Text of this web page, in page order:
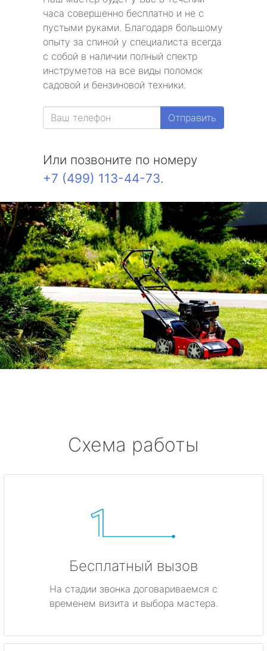
часа совершенно бесплатно и не с
пустыми руками. Благодаря большому
опыту за спиной у специалиста всегда
с собой в наличии полный спектр
инструметов на все виды поломок
садовой и бензиновой техники.
Отправить
Или позвоните по номеру
+7 (499) 113-44-73.
Схема работы
Бесплатный вызов
На стадии звонка договариваемся с
временем визита и выбора мастера.